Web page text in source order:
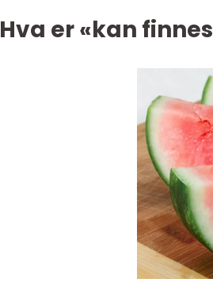
Hva er «kan